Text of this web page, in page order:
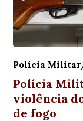
Polícia
Polícia
violência
de fogo